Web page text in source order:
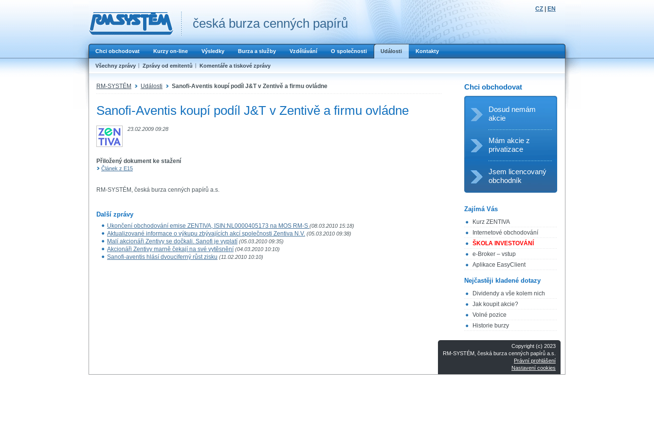
česká burza cenných papírů
CZ EN
Chci obchodovat Kurzy on-line Výsledky Burza a služby Vzdělávání O společnosti Události Kontakty
Všechny zprávy Zprávy od emitentů Komentáře a tiskové zprávy
RM-SYSTÉM Události Sanofi-Aventis koupí podíl J&T v Zentivě a firmu ovládne
Sanofi-Aventis koupí podíl J&T v Zentivě a firmu ovládne
23.02.2009 09:28
Přiložený dokument ke stažení
Článek z E15
RM-SYSTÉM, česká burza cenných papírů a.s.
Další zprávy
Ukončení obchodování emise ZENTIVA, ISIN:NL0000405173 na MOS RM-S (08.03.2010 15:18)
Aktualizované informace o výkupu zbývajících akcí společnosti Zentiva N.V. (05.03.2010 09:38)
Malí akcionáři Zentivy se dočkali. Sanofi je vyplatí (05.03.2010 09:35)
Akcionáři Zentivy marně čekají na své vytěsnění (04.03.2010 10:10)
Sanofi-aventis hlásí dvouciferný růst zisku (11.02.2010 10:10)
Chci obchodovat
Dosud nemám
akcie
Mám akcie z
privatizace
Jsem licencovaný
obchodník
Zajímá Vás
Kurz ZENTIVA
Internetové obchodování
ŠKOLA INVESTOVÁNÍ
e-Broker – vstup
Aplikace EasyClient
Nejčastěji kladené dotazy
Dividendy a vše kolem nich
Jak koupit akcie?
Volné pozice
Historie burzy
Copyright (c) 2023
RM-SYSTÉM, česká burza cenných papírů a.s.
Právní prohlášení
Nastavení cookies